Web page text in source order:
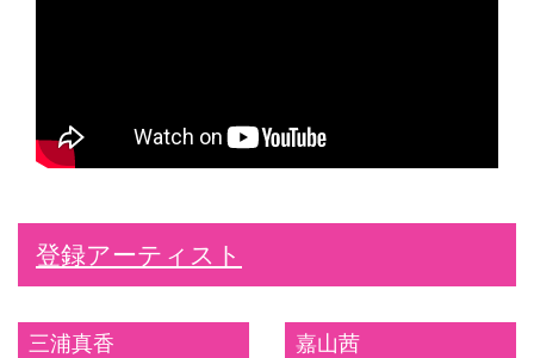
登録アーティスト
三浦真香 嘉山茜